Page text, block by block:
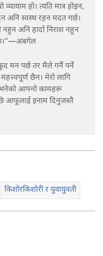
हो। त्यति मात्र होइन,
अनि स्वस्थ रहन मदत गर्छ।
नहुन अनि हार्दा निराश नहुन
मन पर्छ तर मैले गर्नै पर्ने
छैन। मेरो लागि
आफ्नो कामहरू
आफूलाई इनाम दिनुजस्तै
किशोरकिशोरी र युवायुवती